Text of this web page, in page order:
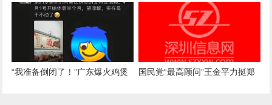
文
号，自学编写抢号脚本，发
现“商机”后与妻子分工合作，代
抢各大医院号源，涉案金额超57
万元，二人均获刑
“我准备倒闭了！”广东爆火鸡煲
国民党“最高顾问”王金平力挺郑